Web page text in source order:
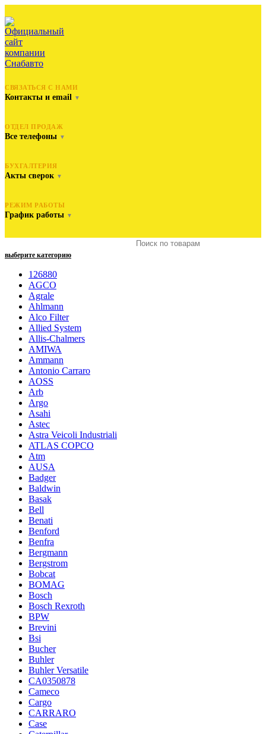
СВЯЗАТЬСЯ С НАМИ
Контакты и email ▼
ОТДЕЛ ПРОДАЖ
Все телефоны ▼
БУХГАЛТЕРИЯ
Акты сверок ▼
РЕЖИМ РАБОТЫ
График работы ▼
выберите категорию
126880
AGCO
Agrale
Ahlmann
Alco Filter
Allied System
Allis-Chalmers
AMIWA
Ammann
Antonio Carraro
AOSS
Arb
Argo
Asahi
Astec
Astra Veicoli Industriali
ATLAS COPCO
Atm
AUSA
Badger
Baldwin
Basak
Bell
Benati
Benford
Benfra
Bergmann
Bergstrom
Bobcat
BOMAG
Bosch
Bosch Rexroth
BPW
Brevini
Bsi
Bucher
Buhler
Buhler Versatile
CA0350878
Cameco
Cargo
CARRARO
Case